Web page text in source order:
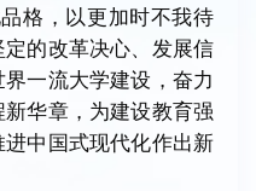
格，以更加时不我待
的改革决心、发展信
一流大学建设，奋力
华章，为建设教育强
中国式现代化作出新